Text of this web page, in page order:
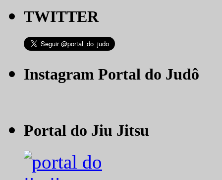
TWITTER
Instagram Portal do Judô
Portal do Jiu Jitsu